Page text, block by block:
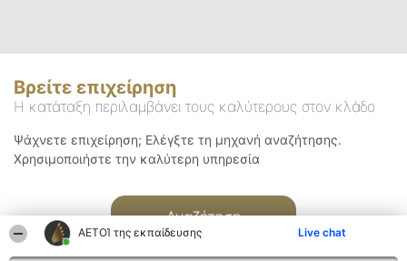
ΑΕΤΟΊ της εκπαίδευσης Live chat
Βρείτε επιχείρηση
Η κατάταξη περιλαμβάνει τους καλύτερους στον κλάδο
Ψάχνετε επιχείρηση; Ελέγξτε τη μηχανή αναζήτησης.
Χρησιμοποιήστε την καλύτερη υπηρεσία
Αναζήτηση